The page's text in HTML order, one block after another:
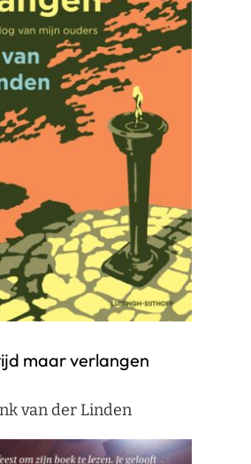
maar verlangen
van der Linden